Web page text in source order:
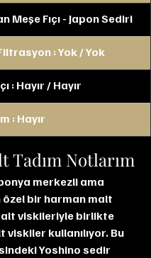
Meşe Fıçı - Japon Sediri
: Yok / Yok
: Hayır / Hayır
: Hayır
Tadım Notlarım
merkezli ama
bir harman malt
viskileriyle birlikte
kullanılıyor. Bu
Yoshino sedir